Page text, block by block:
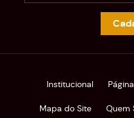
Institucional
Mapa do Site Quem